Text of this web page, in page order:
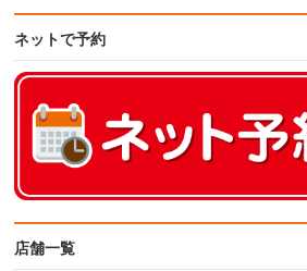
ネットで予約
店舗一覧